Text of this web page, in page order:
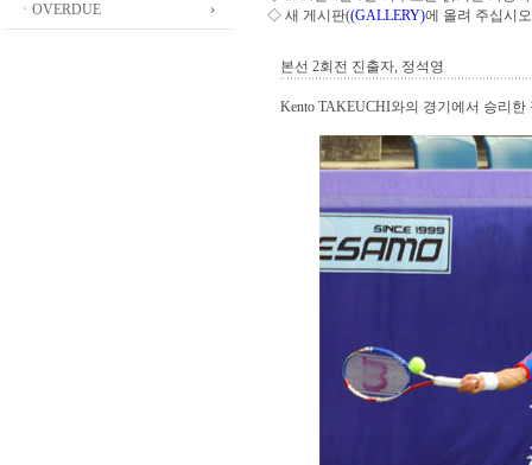
ㆍOVERDUE
◇ 새 게시판((GALLERY)에 올려 주십시오
본선 2회전 진출자, 정석영
Kento TAKEUCHI와의 경기에서 승리한